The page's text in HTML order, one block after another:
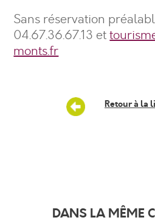
Sans réservation
04.67.36.67.13 et
monts.fr
Retour à la
DANS LA MÊME